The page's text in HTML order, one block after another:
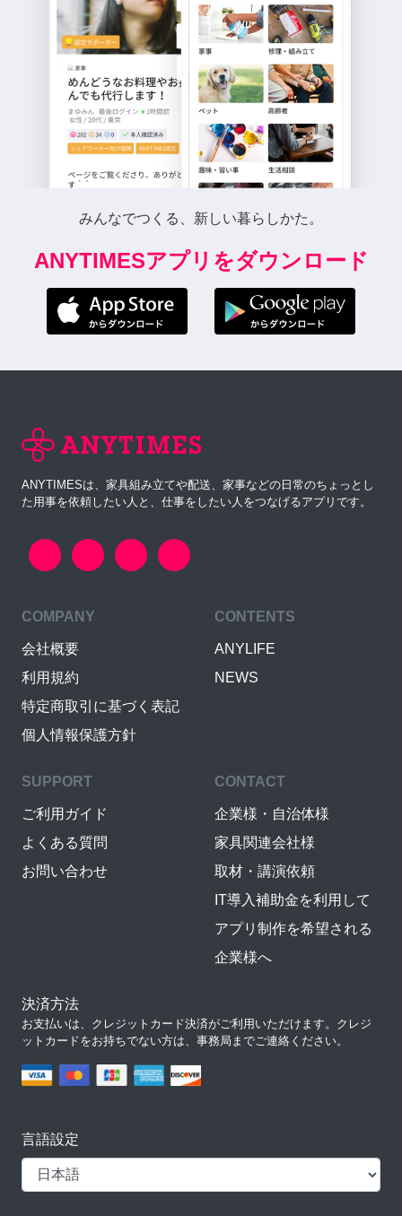
みんなでつくる、新しい暮らしかた。
ANYTIMESアプリをダウンロード
ANYTIMESは、家具組み立てや配送、家事などの日常のちょっとし
た用事を依頼したい人と、仕事をしたい人をつなげるアプリです。
COMPANY
会社概要
利用規約
特定商取引に基づく表記
個人情報保護方針
CONTENTS
ANYLIFE
NEWS
SUPPORT
ご利用ガイド
よくある質問
お問い合わせ
CONTACT
企業様・自治体様
家具関連会社様
取材・講演依頼
IT導入補助金を利用して
アプリ制作を希望される
企業様へ
決済方法
お支払いは、クレジットカード決済がご利用いただけます。クレジ
ットカードをお持ちでない方は、事務局までご連絡ください。
言語設定